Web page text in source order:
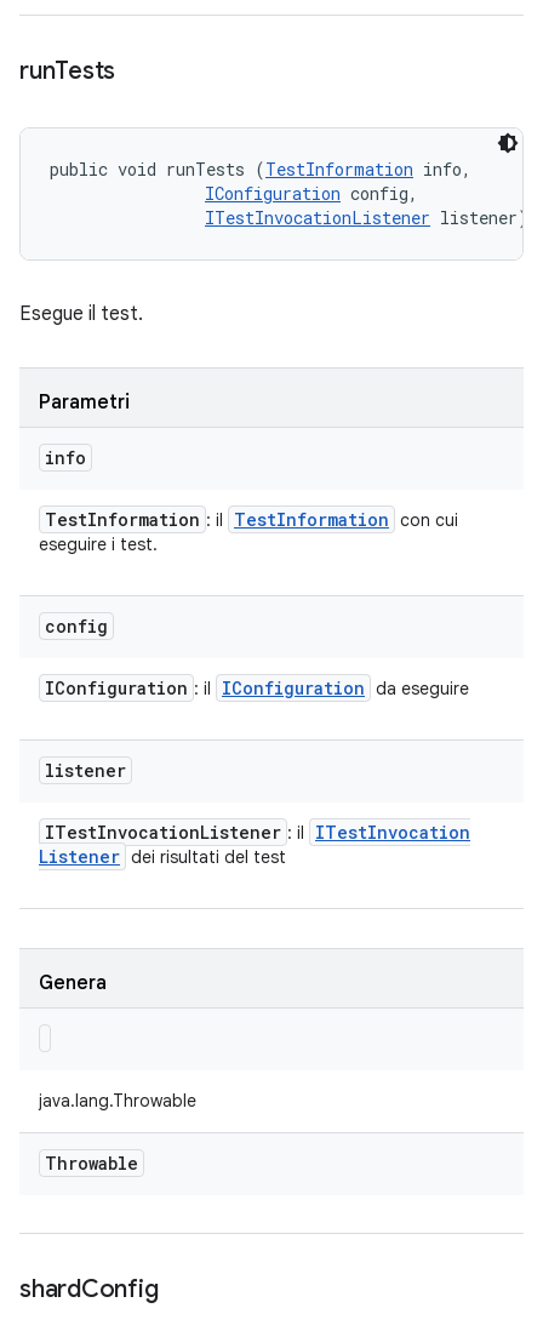
runTests
public void runTests (TestInformation info,
IConfiguration config,
ITestInvocationListener listener)
Esegue il test.
Parametri
info
TestInformation : il TestInformation con cui
eseguire i test.
config
IConfiguration : il IConfiguration da eseguire
listener
ITestInvocationListener : il ITestInvocation
Listener dei risultati del test
Genera
java.lang.Throwable
Throwable
shardConfig